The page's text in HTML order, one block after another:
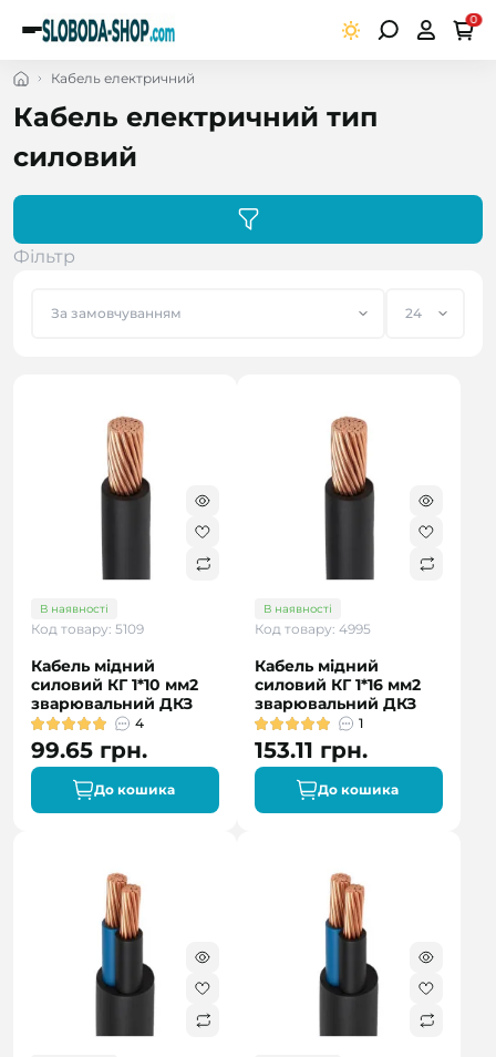
0
Кабель електричний
Кабель електричний тип
силовий
Фільтр
В наявності
Код товару: 5109
Кабель мідний
силовий КГ 1*10 мм2
зварювальний ДКЗ
4
99.65 грн.
До кошика
В наявності
Код товару: 4995
Кабель мідний
силовий КГ 1*16 мм2
зварювальний ДКЗ
1
153.11 грн.
До кошика